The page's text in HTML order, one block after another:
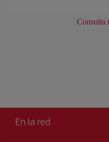
Consulta
En la red